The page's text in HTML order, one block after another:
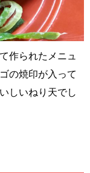
作られたメニュ
の焼印が入って
しいねり天でし